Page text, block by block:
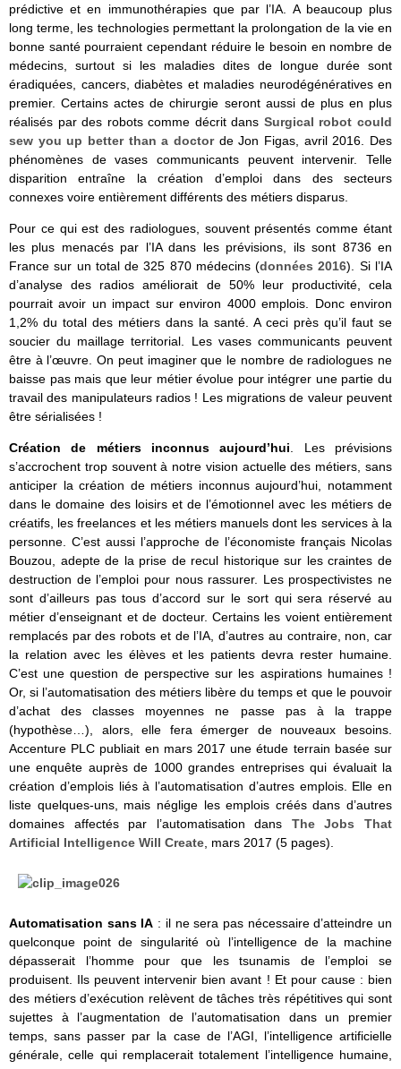
prédictive et en immunothérapies que par l’IA. A beaucoup plus
long terme, les technologies permettant la prolongation de la vie en
bonne santé pourraient cependant réduire le besoin en nombre de
médecins, surtout si les maladies dites de longue durée sont
éradiquées, cancers, diabètes et maladies neurodégénératives en
premier. Certains actes de chirurgie seront aussi de plus en plus
réalisés par des robots comme décrit dans Surgical robot could
sew you up better than a doctorde Jon Figas, avril 2016. Des
phénomènes de vases communicants peuvent intervenir. Telle
disparition entraîne la création d’emploi dans des secteurs
connexes voire entièrement différents des métiers disparus.
Pour ce qui est des radiologues, souvent présentés comme étant
les plus menacés par l’IA dans les prévisions, ils sont 8736 en
France sur un total de 325 870 médecins (données 2016). Si l’IA
d’analyse des radios améliorait de 50% leur productivité, cela
pourrait avoir un impact sur environ 4000 emplois. Donc environ
1,2% du total des métiers dans la santé. A ceci près qu’il faut se
soucier du maillage territorial. Les vases communicants peuvent
être à l’œuvre. On peut imaginer que le nombre de radiologues ne
baisse pas mais que leur métier évolue pour intégrer une partie du
travail des manipulateurs radios ! Les migrations de valeur peuvent
être sérialisées !
Création de métiers inconnus aujourd’hui . Les prévisions
s’accrochent trop souvent à notre vision actuelle des métiers, sans
anticiper la création de métiers inconnus aujourd’hui, notamment
dans le domaine des loisirs et de l’émotionnel avec les métiers de
créatifs, les freelances et les métiers manuels dont les services à la
personne. C’est aussi l’approche de l’économiste français Nicolas
Bouzou, adepte de la prise de recul historique sur les craintes de
destruction de l’emploi pour nous rassurer. Les prospectivistes ne
sont d’ailleurs pas tous d’accord sur le sort qui sera réservé au
métier d’enseignant et de docteur. Certains les voient entièrement
remplacés par des robots et de l’IA, d’autres au contraire, non, car
la relation avec les élèves et les patients devra rester humaine.
C’est une question de perspective sur les aspirations humaines !
Or, si l’automatisation des métiers libère du temps et que le pouvoir
d’achat des classes moyennes ne passe pas à la trappe
(hypothèse…), alors, elle fera émerger de nouveaux besoins.
Accenture PLC publiait en mars 2017 une étude terrain basée sur
une enquête auprès de 1000 grandes entreprises qui évaluait la
création d’emplois liés à l’automatisation d’autres emplois. Elle en
liste quelques-uns, mais néglige les emplois créés dans d’autres
domaines affectés par l’automatisation dans The Jobs That
Artificial Intelligence Will Create , mars 2017 (5 pages).
Automatisation sans IA : il ne sera pas nécessaire d’atteindre un
quelconque point de singularité où l’intelligence de la machine
dépasserait l’homme pour que les tsunamis de l’emploi se
produisent. Ils peuvent intervenir bien avant ! Et pour cause : bien
des métiers d’exécution relèvent de tâches très répétitives qui sont
sujettes à l’augmentation de l’automatisation dans un premier
temps, sans passer par la case de l’AGI, l’intelligence artificielle
générale, celle qui remplacerait totalement l’intelligence humaine,